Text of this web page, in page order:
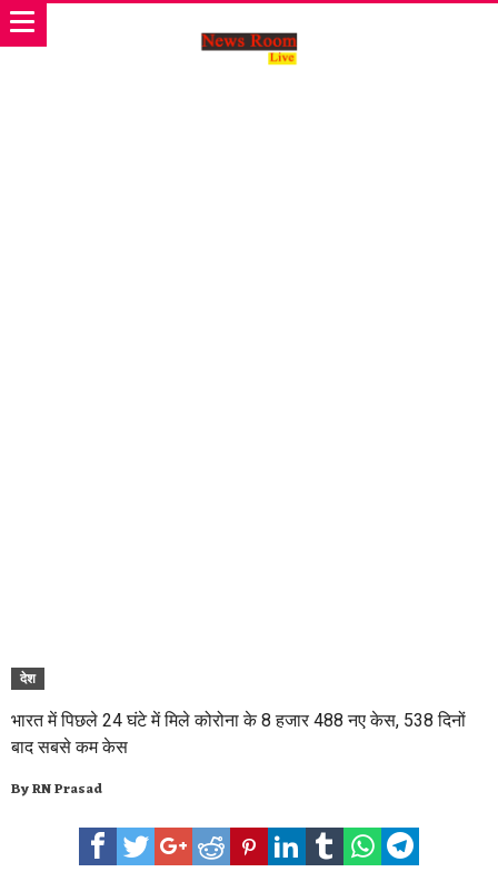
देश
भारत में पिछले 24 घंटे में मिले कोरोना के 8 हजार 488 नए केस, 538 दिनों
बाद सबसे कम केस
ByRN Prasad